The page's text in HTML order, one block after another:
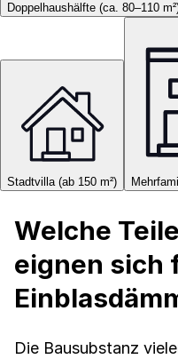
Doppelhaushälfte (ca. 80–110
Stadtvilla (ab 150 m²)
Welche
eignen sich
Die Bausubstanz